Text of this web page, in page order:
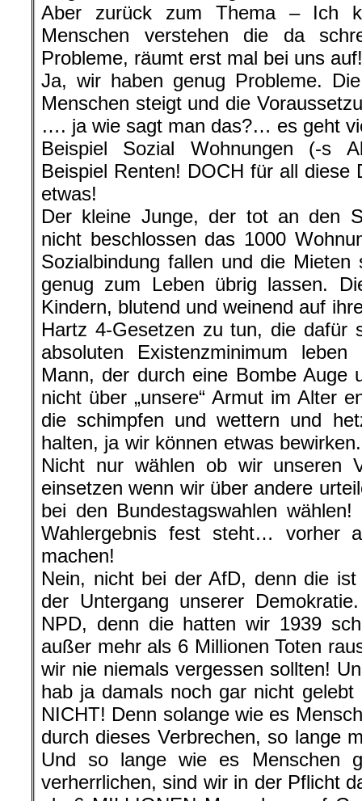
Aber zurück zum Thema – Ich
Menschen verstehen die da
Probleme, räumt erst mal bei uns
Ja, wir haben genug Probleme.
Menschen steigt und die
…. ja wie sagt man das?… es geht
Beispiel Sozial Wohnungen (-s
Beispiel Renten! DOCH für all diese
etwas!
Der kleine Junge, der tot an den
nicht beschlossen das 1000
Sozialbindung fallen und die
genug zum Leben übrig lassen.
Kindern, blutend und weinend auf
Hartz 4-Gesetzen zu tun, die dafür
absoluten Existenzminimum
Mann, der durch eine Bombe Auge
nicht über „unsere“ Armut im Alter
die schimpfen und wettern und
halten, ja wir können etwas
Nicht nur wählen ob wir unseren
einsetzen wenn wir über andere
bei den Bundestagswahlen
Wahlergebnis fest steht… vorher
machen!
Nein, nicht bei der AfD, denn die
der Untergang unserer
NPD, denn die hatten wir 1939
außer mehr als 6 Millionen Toten
wir nie niemals vergessen sollten!
hab ja damals noch gar nicht gelebt
NICHT! Denn solange wie es
durch dieses Verbrechen, so lange
Und so lange wie es Menschen
verherrlichen, sind wir in der Pflicht